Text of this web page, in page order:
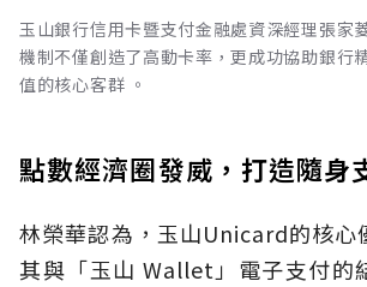
玉山銀行信用卡暨支付金融處資深經理張家
機制不僅創造了高動卡率，更成功協助銀行
值的核心客群 。
點數經濟圈發威，打造隨身
林榮華認為，玉山Unicard的核心
其與「玉山 Wallet」電子支付的